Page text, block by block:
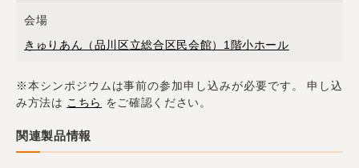
会場
きゅりあん（品川区立総合区民会館）1階小ホール
※本シンポジウムは事前の参加申し込みが必要です。 申し込
み方法は こちら をご確認ください。
関連製品情報